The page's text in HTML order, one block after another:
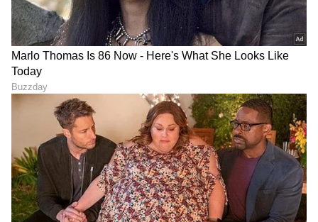
Image Credit :
ಏನೇನು ಉಳಿತಾಯ ಆಗುತ್ತೆ?
ಶಾಪಿಂಗ್ ವೆಚ್ಚಗಳನ್ನು ಹೋಲಿಸುವಾಗ ಇಂಧನ, ಸಾರಿಗೆ,
ಪಾರ್ಕಿಂಗ್ ಶುಲ್ಕ ಮತ್ತು ವೈಯಕ್ತಿಕ ಸಮಯದ ಮೌಲ್ಯದಂತಹ
ಅಂಶಗಳನ್ನು ಸಹ ಪರಿಗಣಿಸಬೇಕು ಎಂದು ಹಲವಾರು ಮಂದಿ
ಕಮೆಂಟ್‌ಗಳಲ್ಲಿ ಹೇಳಿದ್ದಾರೆ. ಈ ಚರ್ಚೆಯು ಭಾರತೀಯ